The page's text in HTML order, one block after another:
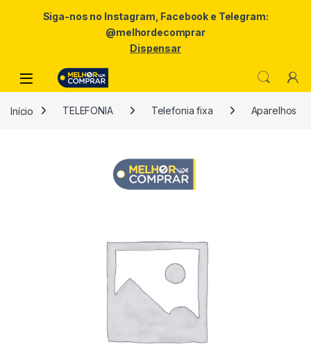
Siga-nos no Instagram, Facebook e Telegram:
@melhordecomprar
Dispensar
Skip to navigation
Skip to content
Início TELEFONIA Telefonia fixa Aparelhos